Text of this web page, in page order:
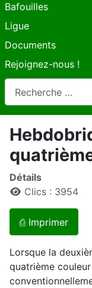
Bafouilles
Ligue
Documents
Rejoignez-nous !
Détails
Clics : 3954
⎙ Imprimer
Lorsque la
quatrième